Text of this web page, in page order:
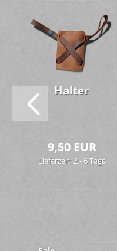
Hal­ter
9,50 EUR
Lieferzeit: 2 - 6 Tage